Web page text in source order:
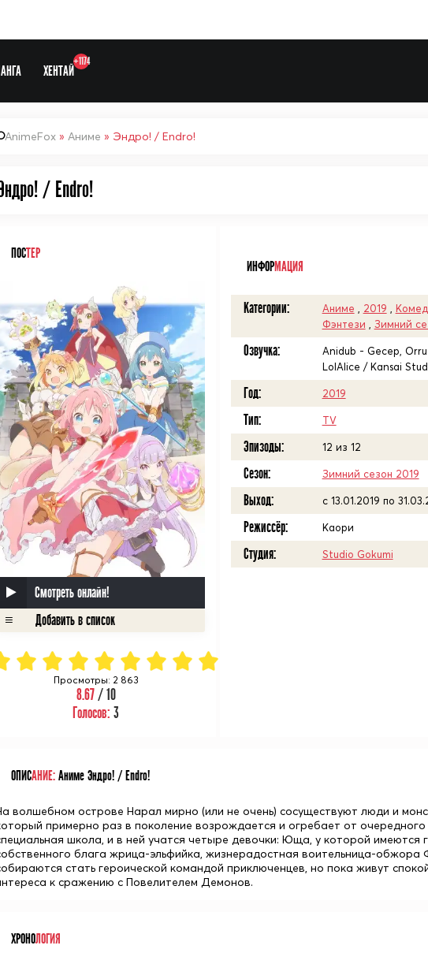
ХЕНТАЙ
+1174
AnimeFox » Аниме » Эндро! / Endro!
/ Endro!
ПОСТЕР
Смотреть онлайн!
Просмотры: 2 863
8.67/ 10
Голосов:3
ИНФОРМАЦИЯ
Категории: Аниме 2019
Фэнтези
Зимний
Озвучка:
Anidub - Gecep,
LolAlice / Kansai
Год: 2019
Тип: TV
Эпизоды: 12 из 12
Сезон: Зимний сезон 2019
Выход: c 13.01.2019 по
Режиссёр: Каори
Студия: Studio Gokumi
ОПИСАНИЕ:Аниме Эндро! / Endro!
волшебном острове Нарал мирно (или не очень) сосуществуют люди и
примерно раз в поколение возрождается и огребает от очередного
школа, и в ней учатся четыре девочки: Юща, у которой имеются
блага жрица-эльфийка, жизнерадостная воительница-обжора
стать героической командой приключенцев, но пока живут
к сражению с Повелителем Демонов.
ХРОНОЛОГИЯ